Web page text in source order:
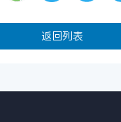
返回列表